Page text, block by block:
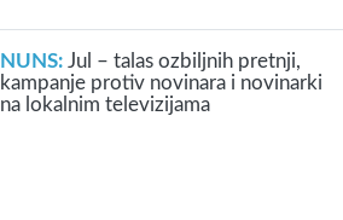
NUNS:Jul – talas ozbiljnih pretnji,
kampanje protiv novinara i novinarki
na lokalnim televizijama